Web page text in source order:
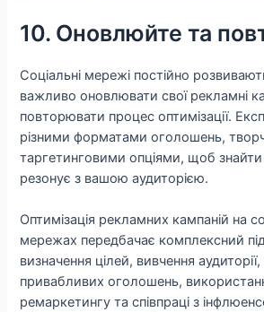
10. Оновлюйте та
Соціальні мережі постійно
важливо оновлювати свої рекламні
повторювати процес оптимізації.
різними форматами оголошень,
таргетинговими опціями, щоб
резонує з вашою аудиторією.
Оптимізація рекламних кампаній на
мережах передбачає комплексний
визначення цілей, вивчення
привабливих оголошень,
ремаркетингу та співпраці з